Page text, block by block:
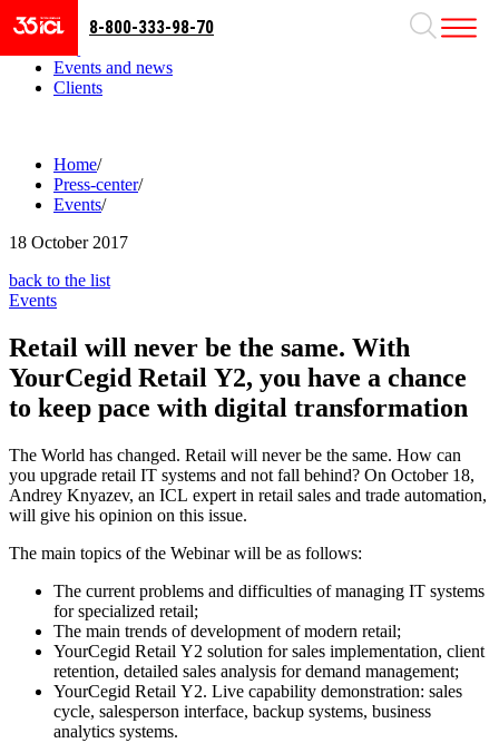
Business areas
Events and news
Clients
8-800-333-98-70
Home/
Press-center/
Events/
18 October 2017
back to the list
Events
Retail will never be the same. With
YourCegid Retail Y2, you have a chance
to keep pace with digital transformation
The World has changed. Retail will never be the same. How can
you upgrade retail IT systems and not fall behind? On October 18,
Andrey Knyazev, an ICL expert in retail sales and trade automation,
will give his opinion on this issue.
The main topics of the Webinar will be as follows:
The current problems and difficulties of managing IT systems
for specialized retail;
The main trends of development of modern retail;
YourCegid Retail Y2 solution for sales implementation, client
retention, detailed sales analysis for demand management;
YourCegid Retail Y2. Live capability demonstration: sales
cycle, salesperson interface, backup systems, business
analytics systems.